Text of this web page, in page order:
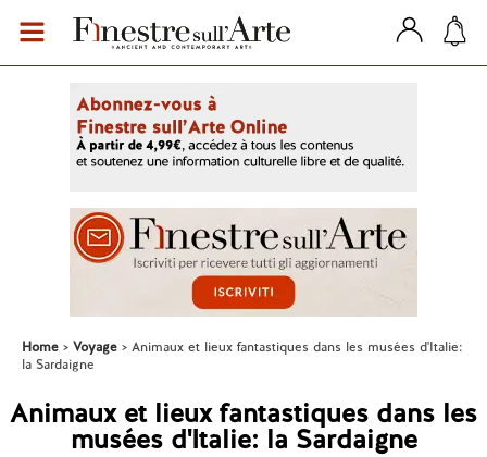
Home Voyage
Animaux et lieux fantastiques dans les musées d'Italie:
la Sardaigne
Animaux et lieux fantastiques dans les
musées d'Italie: la Sardaigne